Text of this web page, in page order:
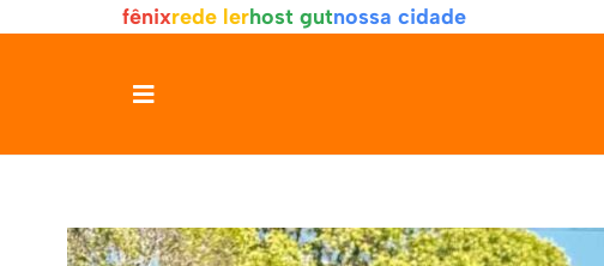
fênixrede lerhost gutnossa cidade